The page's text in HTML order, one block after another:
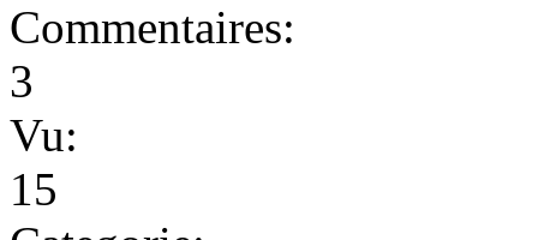
Commentaires:
3
Vu:
15